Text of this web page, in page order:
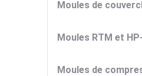
Moules de
Moules RTM et
Moules de